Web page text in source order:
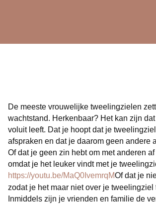
De meeste vrouwelijke tweelingzielen
wachtstand. Herkenbaar? Het kan zijn
voluit leeft. Dat je hoopt dat je
afspraken en dat je daarom geen andere
Of dat je geen zin hebt om met anderen
omdat je het leuker vindt met je
https://youtu.be/MaQ0IvemrqMOf dat je
zodat je het maar niet over je tweelingziel
Inmiddels zijn je vrienden en familie de